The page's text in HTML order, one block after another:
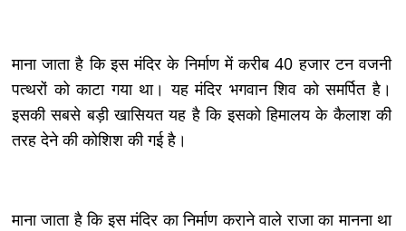
माना जाता है कि इस मंदिर के निर्माण में करीब 40 हजार टन वजनी
पत्थरों को काटा गया था। यह मंदिर भगवान शिव को समर्पित है।
इसकी सबसे बड़ी खासियत यह है कि इसको हिमालय के कैलाश की
तरह देने की कोशिश की गई है।
माना जाता है कि इस मंदिर का निर्माण कराने वाले राजा का मानना था